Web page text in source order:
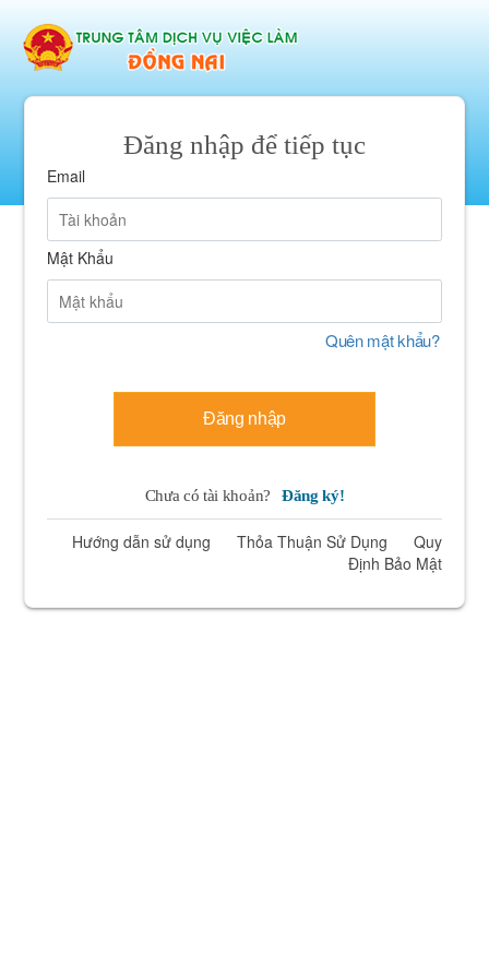
Đăng nhập để tiếp tục
Email
Mật Khẩu
Quên mật khẩu?
Đăng nhập
Chưa có tài khoản? Đăng ký!
Hướng dẫn sử dụng Thỏa Thuận Sử Dụng
Quy
Định Bảo Mật